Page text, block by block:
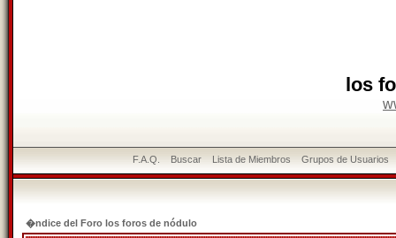
los
F.A.Q. Buscar Lista de Miembros Grupos de Usuarios
�ndice del Foro los foros de nódulo